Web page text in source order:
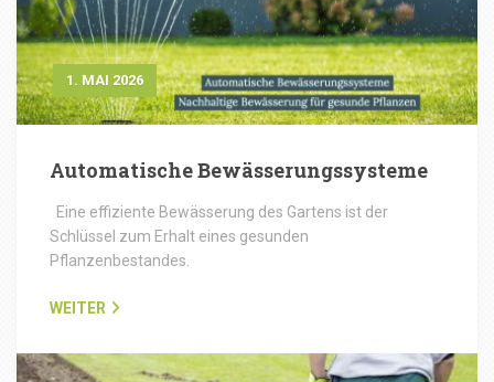
1. MAI 2026
Automatische Bewässerungssysteme
Eine effiziente Bewässerung des Gartens ist der
Schlüssel zum Erhalt eines gesunden
Pflanzenbestandes.
WEITER